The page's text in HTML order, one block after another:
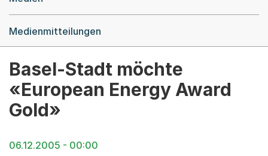
Medienmitteilungen
Basel-Stadt möchte
«European Energy Award
Gold»
06.12.2005 - 00:00